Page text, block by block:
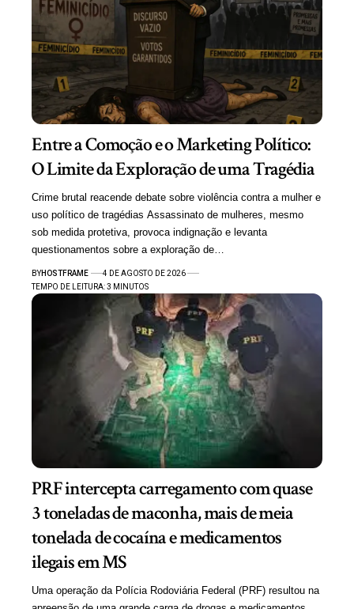
Entre a Comoção e o Marketing Político:
O Limite da Exploração de uma Tragédia
Crime brutal reacende debate sobre violência contra a mulher e
uso político de tragédias Assassinato de mulheres, mesmo
sob medida protetiva, provoca indignação e levanta
questionamentos sobre a exploração de…
BYHOSTFRAME
4 DE AGOSTO DE 2026
TEMPO DE LEITURA: 3 MINUTOS
PRF intercepta carregamento com quase
3 toneladas de maconha, mais de meia
tonelada de cocaína e medicamentos
ilegais em MS
Uma operação da Polícia Rodoviária Federal (PRF) resultou na